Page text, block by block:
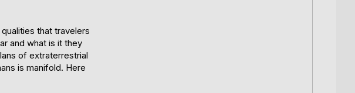
that travelers
and what is it they
of extraterrestrial
is manifold. Here